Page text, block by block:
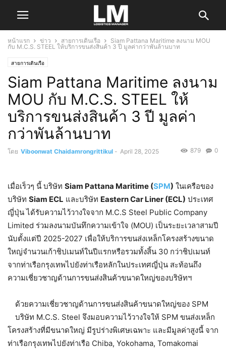
หน้าแรก ข่าว สายการเดินเรือ
Siam Pattana Maritime ลงนาม MOU
กับ M.C.S. STEEL ให้บริการขนส่งสินค้า 3 ปี มูลค่ากว่าพันล้านบาท
สายการเดินเรือ
Siam Pattana Maritime ลงนาม
MOU กับ M.C.S. STEEL ให้
บริการขนส่งสินค้า 3 ปี มูลค่า
กว่าพันล้านบาท
โดย Viboonwat Chaidamrongrittikul - April 28, 2025 0
879
เมื่อเร็วๆ นี้ บริษัท Siam Pattana Maritime (SPM) ในเครือของ
บริษัท Siam ECL และบริษัท Eastern Car Liner (ECL) ประเทศ
ญี่ปุ่น ได้รับความไว้วางใจจาก M.C.S Steel Public Company
Limited ร่วมลงนามบันทึกความเข้าใจ (MOU) เป็นระยะเวลาสามปี
นับตั้งแต่ปี 2025-2027 เพื่อให้บริการขนส่งเหล็กโครงสร้างขนาด
ใหญ่จำนวนเก้าชิปเมนท์ในปีแรกหรือรวมทั้งสิ้น 30 กว่าชิปเมนท์
จากท่าเรือกรุงเทพไปยังท่าเรือหลักในประเทศญี่ปุ่น สะท้อนถึง
ความเชี่ยวชาญด้านการขนส่งสินค้าขนาดใหญ่ของบริษัทฯ
ด้วยความเชี่ยวชาญด้านการขนส่งสินค้าขนาดใหญ่ของ SPM
บริษัท M.C.S. Steel จึงมอบความไว้วางใจให้ SPM ขนส่งเหล็ก
โครงสร้างที่มีขนาดใหญ่ มีรูปร่างพิเศษเฉพาะ และมีมูลค่าสูงนี้ จาก
ท่าเรือกรุงเทพไปยังท่าเรือ Chiba, Yokohama, Tomakomai